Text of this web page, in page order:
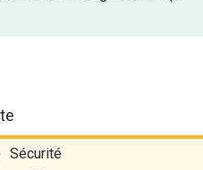
Sécurité